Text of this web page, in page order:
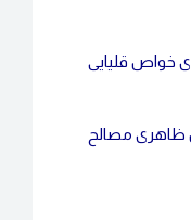
خواص قلیایی
ظاهری مصالح